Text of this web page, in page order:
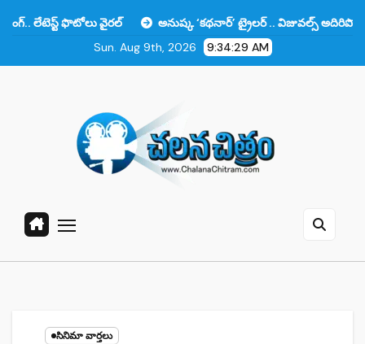
వైరల్
అనుష్క ‘కథనార్’ ట్రైలర్ .. విజువల్స్ అదిరిపోయాయి కానీ ఆ
Sun. Aug 9th, 2026
9:34:30 AM
సినిమా వార్తలు